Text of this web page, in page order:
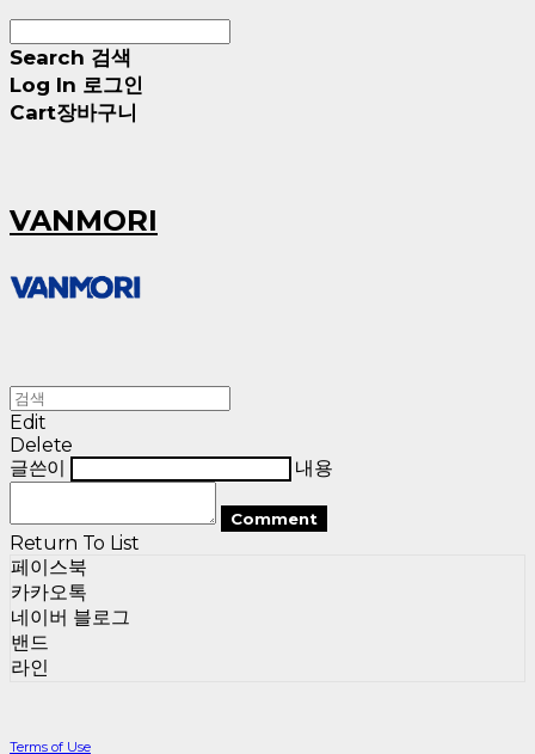
Search 검색
Log In 로그인
Cart장바구니
VANMORI
Edit
Delete
글쓴이
내용
Comment
Return To List
페이스북
카카오톡
네이버 블로그
밴드
라인
Terms of Use